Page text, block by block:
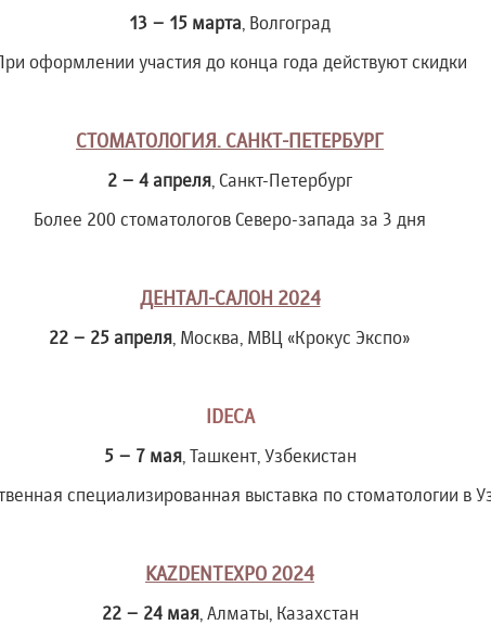
13 – 15 марта, Волгоград
оформлении участия до конца года действуют скидки
СТОМАТОЛОГИЯ. САНКТ-ПЕТЕРБУРГ
2 – 4 апреля, Санкт-Петербург
Более 200 стоматологов Северо-запада за 3 дня
ДЕНТАЛ-САЛОН 2024
22 – 25 апреля, Москва, МВЦ «Крокус Экспо»
IDECA
5 – 7 мая, Ташкент, Узбекистан
специализированная выставка по стоматологии в
KAZDENTEXPO 2024
22 – 24 мая, Алматы, Казахстан